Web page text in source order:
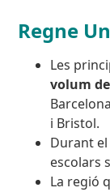
Regne
Les
volum
i Bristol.
Durant
escolars
La regió